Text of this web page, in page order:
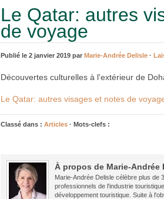
Le Qatar: autres
de voyage
Publié le 2 janvier 2019 par Marie-Andrée Delisle ·
Découvertes culturelles à l'extérieur de
Le Qatar: autres visages et notes de
Classé dans : Articles · Mots-clefs :
À propos de Marie-Andrée
Marie-Andrée Delisle célèbre plus de
professionnels de l'industrie
développement touristique. Suite à